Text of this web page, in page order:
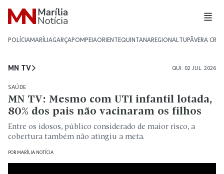
POLÍCIAMARÍLIAGARÇAPOMPEIAORIENTEQUINTANAREGIONALTUPÃVERA CRUZ
MN TV QUI. 02 JUL. 2026
SAÚDE
MN TV: Mesmo com UTI infantil lotada,
80% dos pais não vacinaram os filhos
Entre os idosos, público considerado de maior risco, a
cobertura também não atingiu a meta.
POR MARÍLIA NOTÍCIA